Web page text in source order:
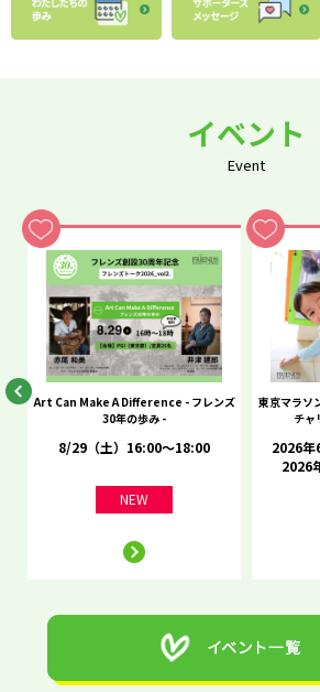
イベント
Event
Art Can Make A Difference - フレンズ
30年の歩み -
8/29（土）16:00～18:00
NEW
東京マラソ
チャ
2026年
2026